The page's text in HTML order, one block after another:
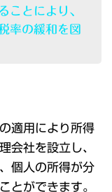
ことにより、
率の緩和を図
適用により所得
会社を設立し、
個人の所得が分
とができます。